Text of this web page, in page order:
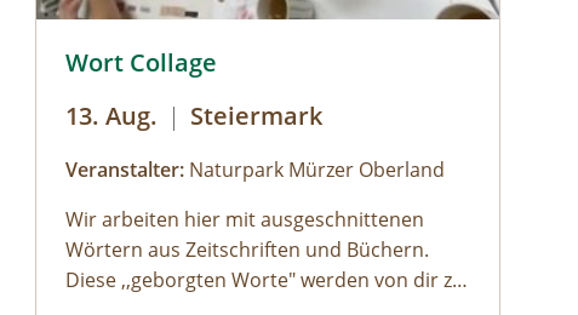
Wort Collage
13. Aug. | Steiermark
Veranstalter: Naturpark Mürzer Oberland
Wir arbeiten hier mit ausgeschnittenen
Wörtern aus Zeitschriften und Büchern.
Diese ,,geborgten Worte" werden von dir zu